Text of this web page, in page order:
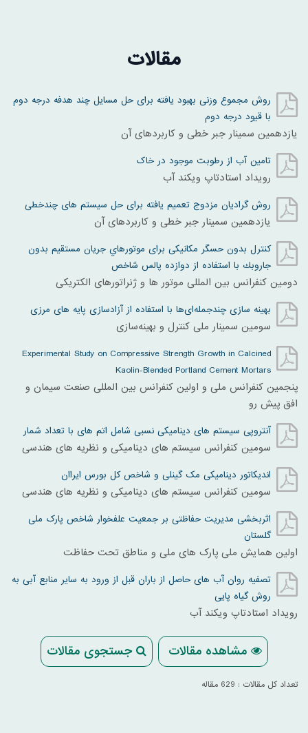
مقالات
روش مجموع وزنی بهبود یافته برای حل مسایل چند هدفه درجه دوم
با قیود درجه دوم
یازدهمین سمینار جبر خطی و کاربردهای آن
تامین آب از رطوبت موجود در خاک
رویداد استادتاپ ویکند آب
روش گرادیان مزدوج تعمیم یافته برای حل سیستم های چندخطی
یازدهمین سمینار جبر خطی و کاربردهای آن
کنترل بدون حسگر مکانیکی برای موتورهاي جريان مستقيم بدون
جاروبك با استفاده از دوازده پالس شاخص
دومین کنفرانس بین المللی موتور ها و ژنراتورهای الکتریکی
بهینه سازی چندجمله‌ای‌ها با استفاده از آزادسازی پایه های مرزی
سومین سمینار ملی کنترل و بهینه‌سازی
Experimental Study on Compressive Strength Growth in Calcined
Kaolin-Blended Portland Cement Mortars
پنجمین کنفرانس ملی و اولین کنفرانس بین المللی صنعت سیمان و
افق پیش رو
آنتروپی سیستم های دینامیکی نسبی شامل اتم های با تعداد شمار
سومين کنفرانس سيستم های ديناميکی و نظريه های هندسی
اندیکاتور دینامیکی مک گینلی و شاخص کل بورس ایراان
سومين کنفرانس سيستم های ديناميکی و نظريه های هندسی
اثربخشی مدیریت حفاظتی بر جمعیت علفخوار شاخص پارک ملی
گلستان
اولین همایش ملی پارک های ملی و مناطق تحت حفاظت
تصفیه روان آب های حاصل از باران قبل از ورود به سایر منابع آبی به
روش گیاه پایی
رویداد استادتاپ ویکند آب
مشاهده مقالات جستجوی مقالات
تعداد کل مقالات : 629 مقاله